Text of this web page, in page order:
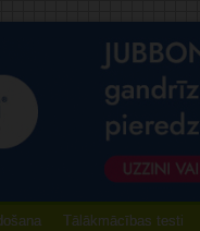
Tālākmācības testi